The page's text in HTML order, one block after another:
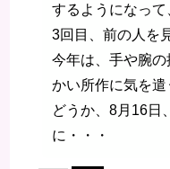
するようになって
3回目、前の人を
今年は、手や腕
かい所作に気を
どうか、8月16日
に・・・